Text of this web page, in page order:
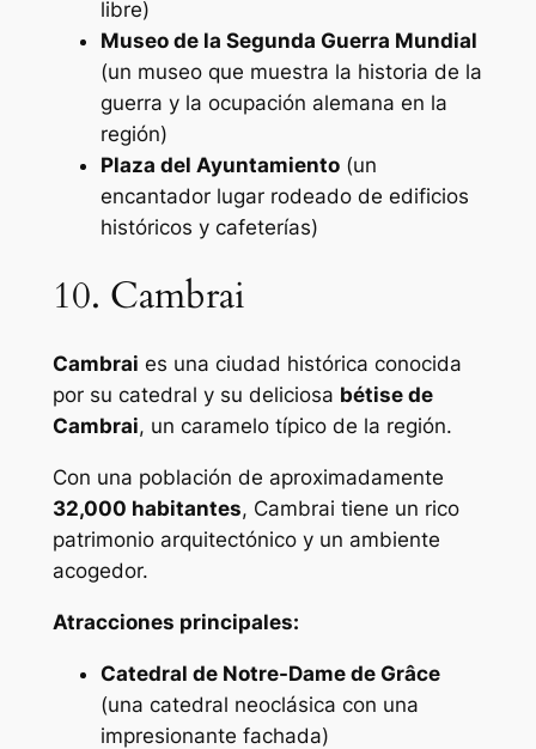
libre)
Museo de la Segunda Guerra Mundial
(un museo que muestra la historia de la
guerra y la ocupación alemana en la
región)
Plaza del Ayuntamiento(un
encantador lugar rodeado de edificios
históricos y cafeterías)
10. Cambrai
Cambrai es una ciudad histórica conocida
por su catedral y su deliciosa bétise de
Cambrai, un caramelo típico de la región.
Con una población de aproximadamente
32,000 habitantes, Cambrai tiene un rico
patrimonio arquitectónico y un ambiente
acogedor.
Atracciones principales:
Catedral de Notre-Dame de Grâce
(una catedral neoclásica con una
impresionante fachada)